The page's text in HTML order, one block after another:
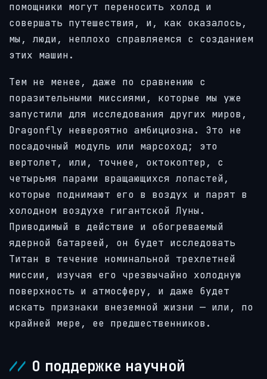
помощники могут переносить холод и
совершать путешествия, и, как оказалось,
мы, люди, неплохо справляемся с созданием
этих машин.
Тем не менее, даже по сравнению с
поразительными миссиями, которые мы уже
запустили для исследования других миров,
Dragonfly невероятно амбициозна. Это не
посадочный модуль или марсоход; это
вертолет, или, точнее, октокоптер, с
четырьмя парами вращающихся лопастей,
которые поднимают его в воздух и парят в
холодном воздухе гигантской Луны.
Приводимый в действие и обогреваемый
ядерной батареей, он будет исследовать
Титан в течение номинальной трехлетней
миссии, изучая его чрезвычайно холодную
поверхность и атмосферу, и даже будет
искать признаки внеземной жизни — или, по
крайней мере, ее предшественников.
О поддержке научной